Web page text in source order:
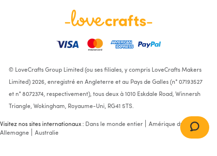
© LoveCrafts Group Limited (ou ses filiales, y compris LoveCrafts Makers
Limited) 2026, enregistré en Angleterre et au Pays de Galles (n° 07193527
et n° 8072374, respectivement), tous deux à 1010 Eskdale Road, Winnersh
Triangle, Wokingham, Royaume-Uni, RG41 5TS.
Visitez nos sites internationaux : Dans le monde entier
Amérique du Nord
Allemagne
Australie